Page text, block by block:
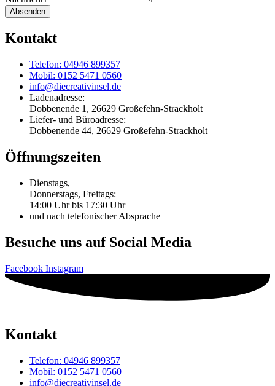
Absenden
Kontakt
Telefon: 04946 899357
Mobil: 0152 5471 0560
info@diecreativinsel.de
Ladenadresse:
Dobbenende 1, 26629 Großefehn-Strackholt
Liefer- und Büroadresse:
Dobbenende 44, 26629 Großefehn-Strackholt
Öffnungszeiten
Dienstags,
Donnerstags, Freitags:
14:00 Uhr bis 17:30 Uhr
und nach telefonischer Absprache
Besuche uns auf Social Media
Facebook Instagram
Kontakt
Telefon: 04946 899357
Mobil: 0152 5471 0560
info@diecreativinsel.de